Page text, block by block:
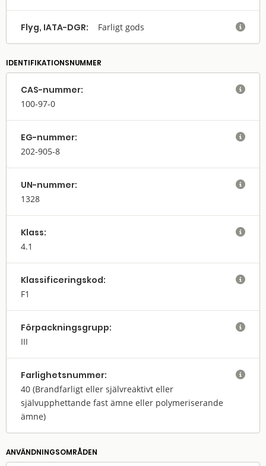
Flyg, IATA-DGR: Farligt gods 
IDENTIFIKATIONSNUMMER
CAS-nummer:
100-97-0

EG-nummer:
202-905-8

UN-nummer:
1328

Klass:
4.1

Klassifi­cerings­kod:
F1

Förpack­nings­grupp:
III

Farlighets­nummer:
40 (Brandfarligt eller självreaktivt eller
självupphettande fast ämne eller polymeriserande
ämne)

ANVÄNDNINGS­OMRÅDEN